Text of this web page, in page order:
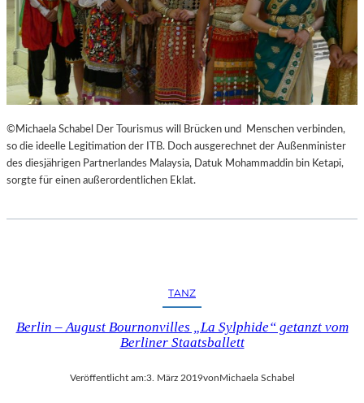
©Michaela Schabel Der Tourismus will Brücken und Menschen verbinden,
so die ideelle Legitimation der ITB. Doch ausgerechnet der Außenminister
des diesjährigen Partnerlandes Malaysia, Datuk Mohammaddin bin Ketapi,
sorgte für einen außerordentlichen Eklat.
TANZ
Berlin – August Bournonvilles „La Sylphide“ getanzt vom
Berliner Staatsballett
Veröffentlicht am:3. März 2019von Michaela Schabel